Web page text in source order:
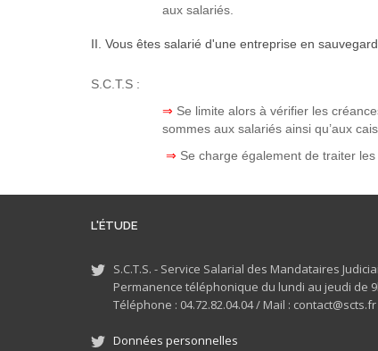
aux salariés.
II. Vous êtes salarié d'une entreprise en
S.C.T.S :
⇒ Se limite alors à vérifier les
sommes aux salariés ainsi qu’aux
⇒ Se charge également de traiter
L'ÉTUDE
S.C.T.S. - Service Salarial des Mandataires
Permanence téléphonique du lundi au jeudi de
Téléphone : 04.72.82.04.04 / Mail : contact@scts.fr
Données personnelles